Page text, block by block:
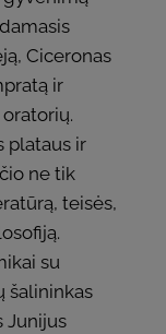
Ciceronas
ir
plataus ir
ne tik
teisės,
su
šalininkas
Junijus